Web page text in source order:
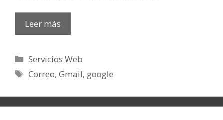
Leer más
Categorías
Servicios Web
Etiquetas
Correo,Gmail, google